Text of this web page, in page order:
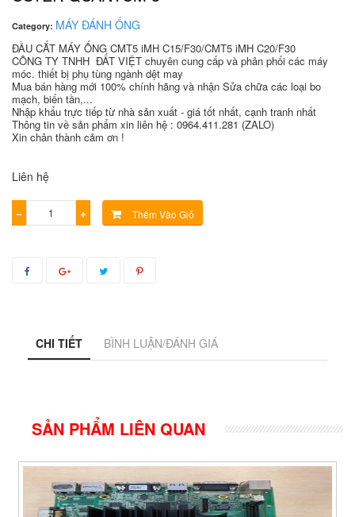
Category: MÁY ĐÁNH ỐNG
ĐẦU CẮT MÁY ỐNG CMT5 iMH C15/F30/CMT5 iMH C20/F30
CÔNG TY TNHH ĐẤT VIỆT chuyên cung cấp và phân phối các máy
móc. thiết bị phụ tùng ngành dệt may
Mua bán hàng mới 100% chính hãng và nhận Sửa chữa các loại bo
mạch, biến tần,...
Nhập khẩu trực tiếp từ nhà sản xuất - giá tốt nhất, cạnh tranh nhất
Thông tin về sản phẩm xin liên hệ : 0964.411.281 (ZALO)
Xin chân thành cảm ơn !
Liên hệ
− + Thêm Vào Giỏ
CHI TIẾT BÌNH LUẬN/ĐÁNH GIÁ
SẢN PHẨM LIÊN QUAN